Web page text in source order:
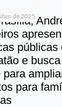
de 2025
públicas
e busca
para
para